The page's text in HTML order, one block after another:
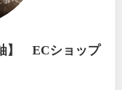
】 ECショップ